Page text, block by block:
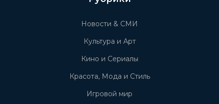
Новости & СМИ
Культура и Арт
Кино и Сериалы
Красота, Мода и Стиль
Игровой мир